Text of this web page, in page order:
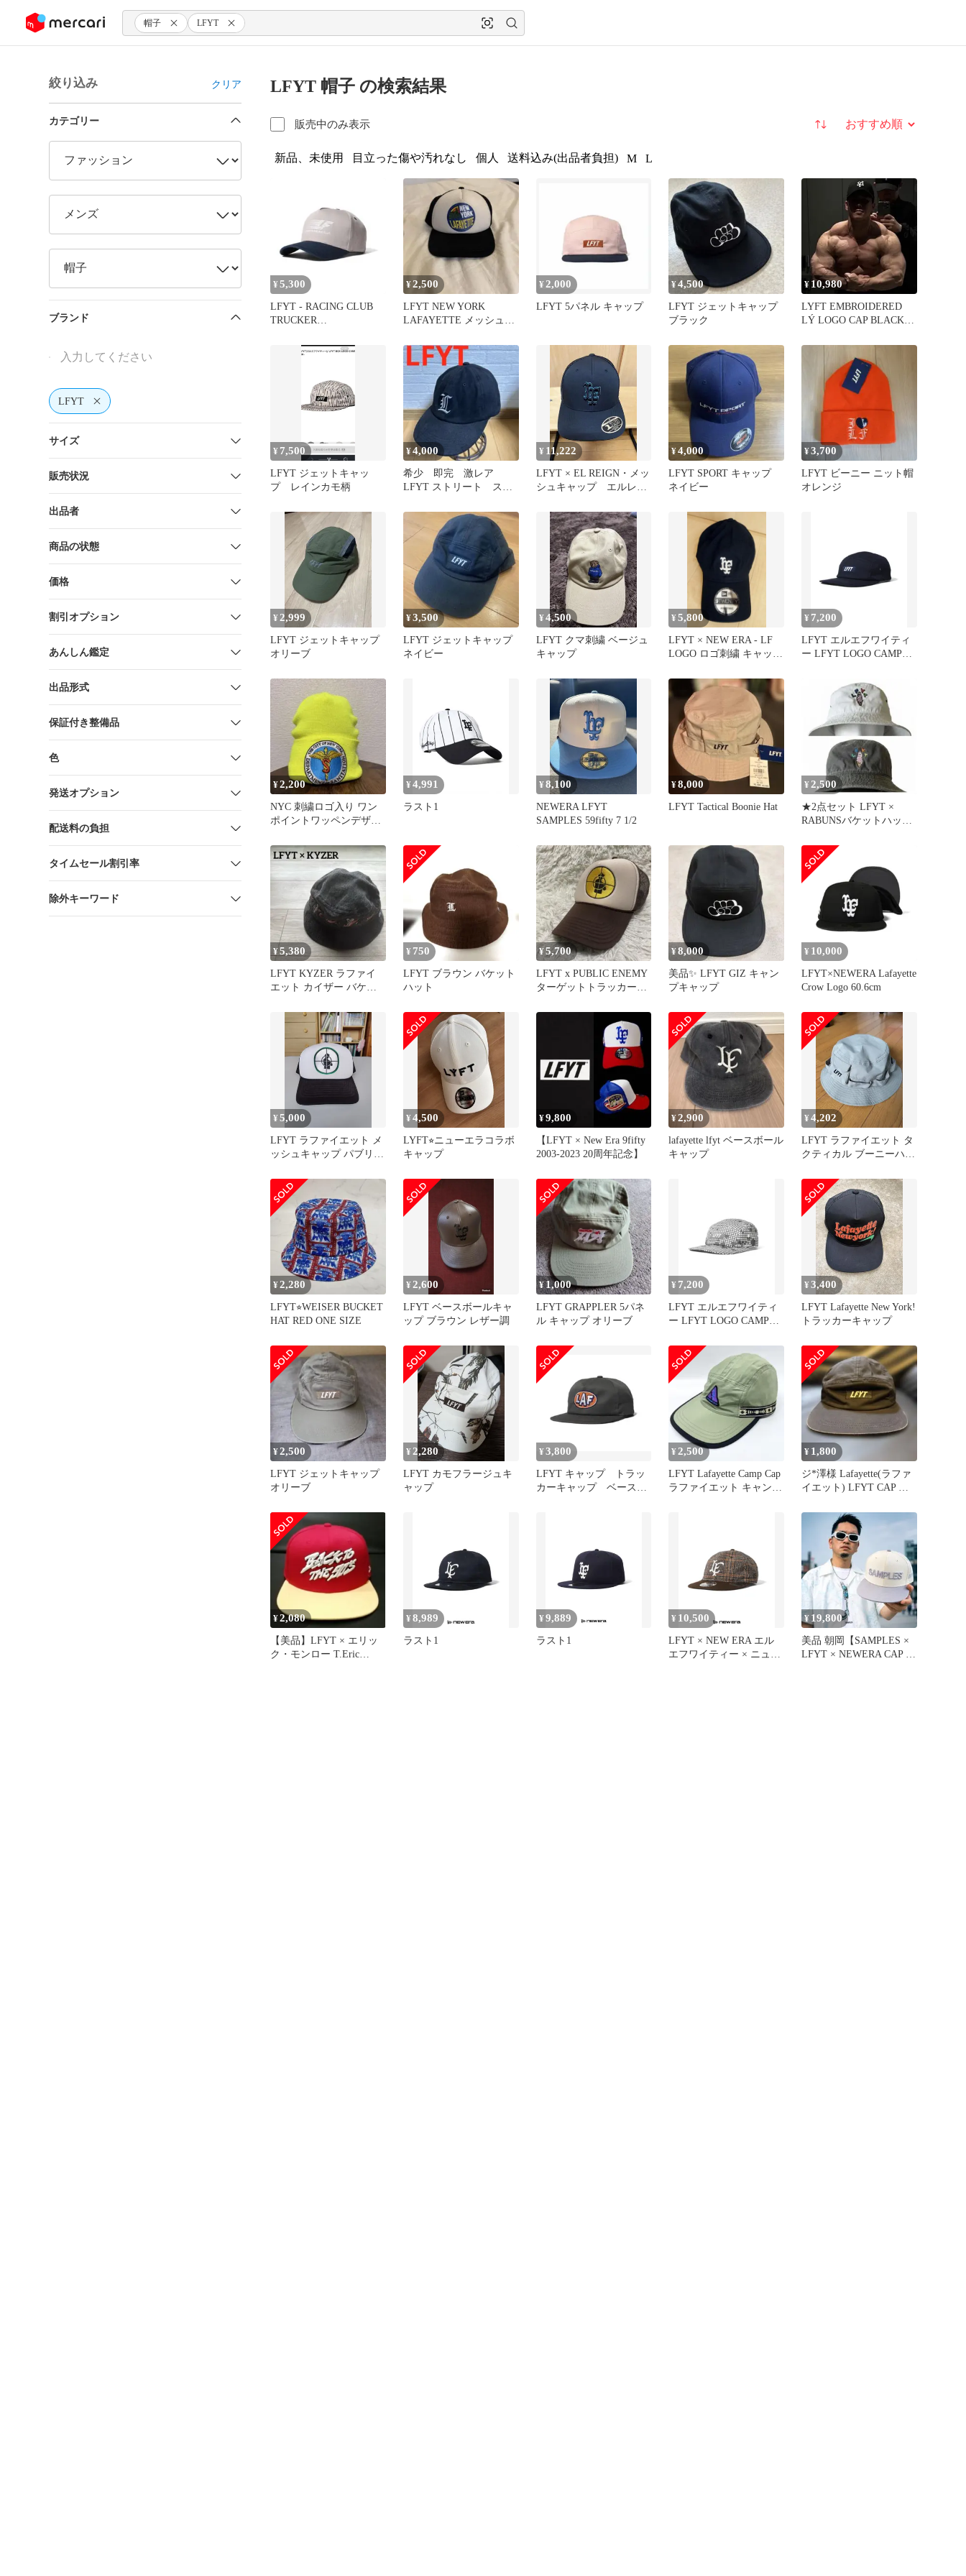
ツにスキップ 帽子 LFYT
絞り込み クリア
カテゴリー
ブランド
LFYT
サイズ
販売状況
出品者
商品の状態
価格
割引オプション
あんしん鑑定
出品形式
保証付き整備品
色
発送オプション
配送料の負担
タイムセール割引率
除外キーワード
LFYT 帽子 の検索結果
販売中のみ表示 並び替え
新品、未使用 目立った傷や汚れなし 個人 送料込み(出品者負担) M L
¥ 5,300
LFYT - RACING CLUB
TRUCKER
¥2,500
LFYT NEW YORK
LAFAYETTE メッシュキ
¥ 2,000
LFYT 5パネル キャップ
¥4,500
LFYT ジェットキャップ
ブラック
¥ 10,980
LYFT EMBROIDERED
LÝ LOGO CAP BLACK
¥ 7,500
LFYT ジェットキャッ
プ レインカモ柄
¥4,000
希少 即完 激レア
LFYT ストリート スエ
ップ
¥ 11,222
LFYT × EL REIGN・メッ
シュキャップ エルレイ
¥4,000
LFYT SPORT キャップ
ネイビー
¥3,700
LFYT ビーニー ニット帽
オレンジ
¥ 2,999
LFYT ジェットキャップ
オリーブ
¥3,500
LFYT ジェットキャップ
ネイビー
¥4,500
LFYT クマ刺繍 ベージュ
キャップ
¥5,800
LFYT × NEW ERA - LF
LOGO ロゴ刺繍 キャッ
¥ 7,200
LFYT エルエフワイティ
ー LFYT LOGO CAMP
LS261404 NAVY ¥6600 ＋
送料¥600
¥2,200
NYC 刺繍ロゴ入り ワン
ポイントワッペンデザイ
ニー
¥4,991
ラスト1
¥8,100
NEWERA LFYT
SAMPLES 59fifty 7 1/2
¥8,000
LFYT Tactical Boonie Hat
¥ 2,500
★2点セット LFYT ×
RABUNSバケットハット
¥5,380
LFYT KYZER ラファイ
エット カイザー バケッ
¥ 750
LFYT ブラウン バケット
ハット
¥5,700
LFYT x PUBLIC ENEMY
ターゲットトラッカーキ
¥8,000
美品✨️ LFYT GIZ キャン
プキャップ
¥ 10,000
LFYT×NEWERA Lafayette
Crow Logo 60.6cm
¥5,000
LFYT ラファイエット メ
ッシュキャップ パブリッ
¥4,500
LYFT⭐︎ニューエラコラボ
キャップ
¥9,800
【LFYT × New Era 9fifty
2003-2023 20周年記念】
¥2,900
lafayette lfyt ベースボール
キャップ
¥4,202
LFYT ラファイエット タ
クティカル ブーニーハッ
¥2,280
LFYT⭐︎WEISER BUCKET
HAT RED ONE SIZE
¥ 2,600
LFYT ベースボールキャ
ップ ブラウン レザー調
¥1,000
LFYT GRAPPLER 5パネ
ル キャップ オリーブ
¥ 7,200
LFYT エルエフワイティ
ー LFYT LOGO CAMP
LS261404 NIGHT CAMO
¥6600 ＋ 送料¥600
¥3,400
LFYT Lafayette New York!
トラッカーキャップ
¥2,500
LFYT ジェットキャップ
オリーブ
¥ 2,280
LFYT カモフラージュキ
ャップ
¥3,800
LFYT キャップ トラッ
カーキャップ ベースボ
¥ 2,500
LFYT Lafayette Camp Cap
ラファイエット キャンプ
¥ 1,800
ジ*澤様 Lafayette(ラファ
イエット) LFYT CAP キ
¥2,080
【美品】LFYT × エリッ
ク・モンロー T.Eric
¥8,989
ラスト1
¥9,889
ラスト1
¥ 10,500
LFYT × NEW ERA エル
エフワイティー × ニュー
¥ 19,800
美品 朝岡【SAMPLES ×
LFYT × NEWERA CAP 7